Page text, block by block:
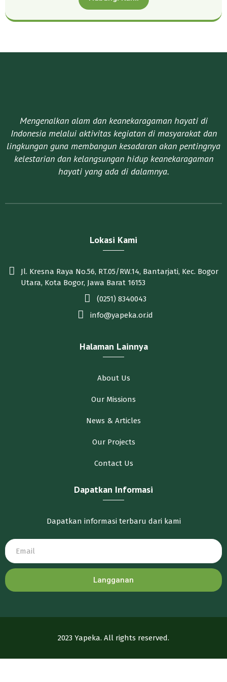
Mengenalkan alam dan keanekaragaman hayati di
Indonesia melalui aktivitas kegiatan di masyarakat dan
lingkungan guna membangun kesadaran akan pentingnya
kelestarian dan kelangsungan hidup keanekaragaman
hayati yang ada di dalamnya.​
Lokasi Kami
Jl. Kresna Raya No.56, RT.05/RW.14, Bantarjati, Kec. Bogor
Utara, Kota Bogor, Jawa Barat 16153
(0251) 8340043
info@yapeka.or.id
Halaman Lainnya
About Us
Our Missions
News & Articles
Our Projects
Contact Us
Dapatkan Informasi
Dapatkan informasi terbaru dari kami
Langganan
2023 Yapeka. All rights reserved.